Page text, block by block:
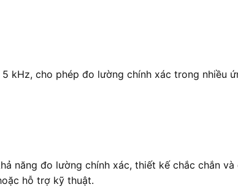
5 kHz, cho phép đo lường chính xác trong
năng đo lường chính xác, thiết kế chắc chắn
hỗ trợ kỹ thuật.